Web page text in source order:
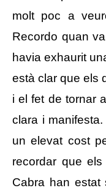
molt poc a
Recordo quan
havia exhaurit
està clar que els
i el fet de tornar
clara i
un elevat cost
recordar que
Cabra han estat